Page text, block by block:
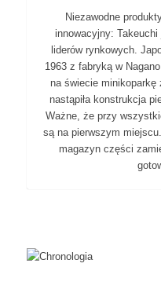
Niezawodne
innowacyjny:
liderów rynkowych.
1963 z fabryką w
na świecie minikoparkę
nastąpiła konstrukcja
Ważne, że przy
są na pierwszym
magazyn części